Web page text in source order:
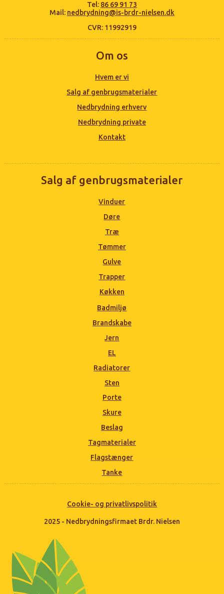
Tel: 86 69 91 73
Mail: nedbrydning@is-brdr-nielsen.dk
CVR: 11992919
Om os
Hvem er vi
Salg af genbrugsmaterialer
Nedbrydning erhverv
Nedbrydning private
Kontakt
Salg af genbrugsmaterialer
Vinduer
Døre
Træ
Tømmer
Gulve
Trapper
Køkken
Badmiljø
Brandskabe
Jern
EL
Radiatorer
Sten
Porte
Skure
Beslag
Tagmaterialer
Flagstænger
Tanke
Cookie- og privatlivspolitik
2025 - Nedbrydningsfirmaet Brdr. Nielsen